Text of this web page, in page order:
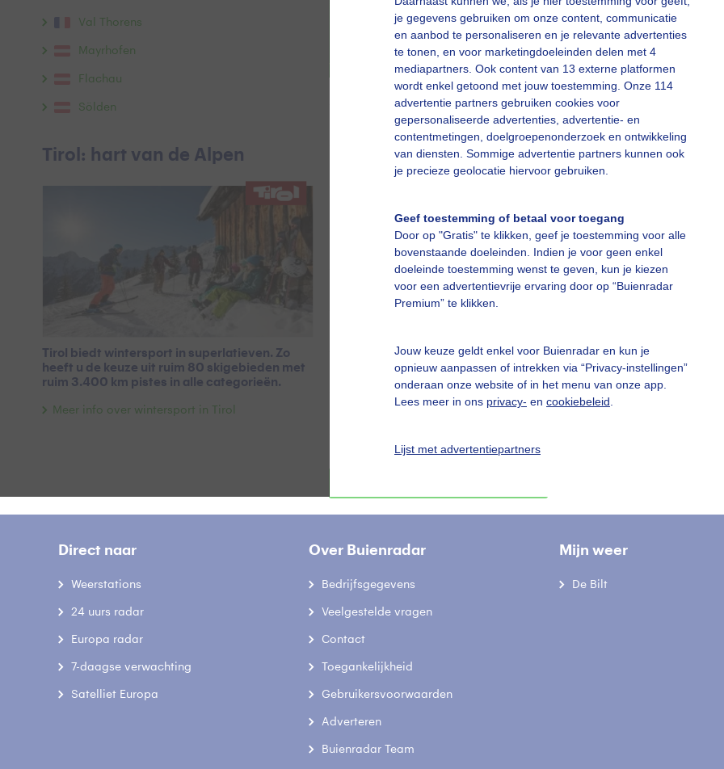
je gegevens gebruiken om onze content, communicatie
en aanbod te personaliseren en je relevante advertenties
te tonen, en voor marketingdoeleinden delen met 4
mediapartners. Ook content van 13 externe platformen
wordt enkel getoond met jouw toestemming. Onze 114
advertentie partners gebruiken cookies voor
gepersonaliseerde advertenties, advertentie- en
contentmetingen, doelgroepenonderzoek en ontwikkeling
van diensten. Sommige advertentie partners kunnen ook
je precieze geolocatie hiervoor gebruiken.
Geef toestemming of betaal voor toegang
Door op "Gratis" te klikken, geef je toestemming voor alle
bovenstaande doeleinden. Indien je voor geen enkel
doeleinde toestemming wenst te geven, kun je kiezen
voor een advertentievrije ervaring door op “Buienradar
Premium” te klikken.
Jouw keuze geldt enkel voor Buienradar en kun je
opnieuw aanpassen of intrekken via “Privacy-instellingen”
onderaan onze website of in het menu van onze app.
Lees meer in ons privacy- en cookiebeleid
Lijst met advertentiepartners
Populaire webcams in Oostenrijk
Fügen
Innsbruck
Kaprun Bekijk
Sölden Bekijk
Val Thorens
Mayrhofen
Flachau
Sölden
Tirol: hart van de Alpen
Tirol biedt wintersport in superlatieven. Zo
heeft u de keuze uit ruim 80 skigebieden met
ruim 3.400 km pistes in alle categorieën.
Meer info over wintersport in Tirol
Direct naar
Weerstations
24 uurs radar
Europa radar
7-daagse verwachting
Satelliet Europa
Over Buienradar
Bedrijfsgegevens
Veelgestelde vragen
Contact
Toegankelijkheid
Gebruikersvoorwaarden
Adverteren
Buienradar Team
Mijn weer
De Bilt